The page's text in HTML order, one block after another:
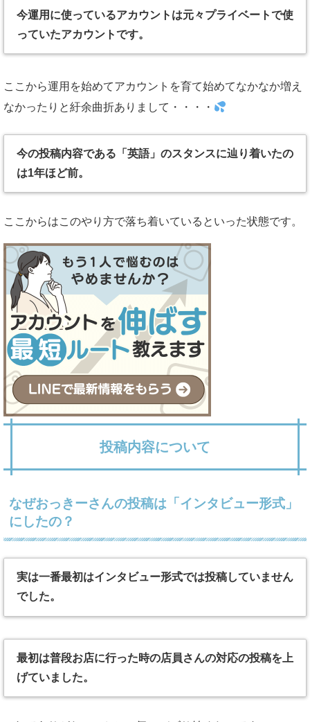
今運用に使っているアカウントは元々プライベートで使
っていたアカウントです。
ここから運用を始めてアカウントを育て始めてなかなか増え
なかったりと紆余曲折ありまして・・・・
今の投稿内容である「英語」のスタンスに辿り着いたの
は1年ほど前。
ここからはこのやり方で落ち着いているといった状態です。
投稿内容について
なぜおっきーさんの投稿は「インタビュー形式」
にしたの？
実は一番最初はインタビュー形式では投稿していません
でした。
最初は普段お店に行った時の店員さんの対応の投稿を上
げていました。